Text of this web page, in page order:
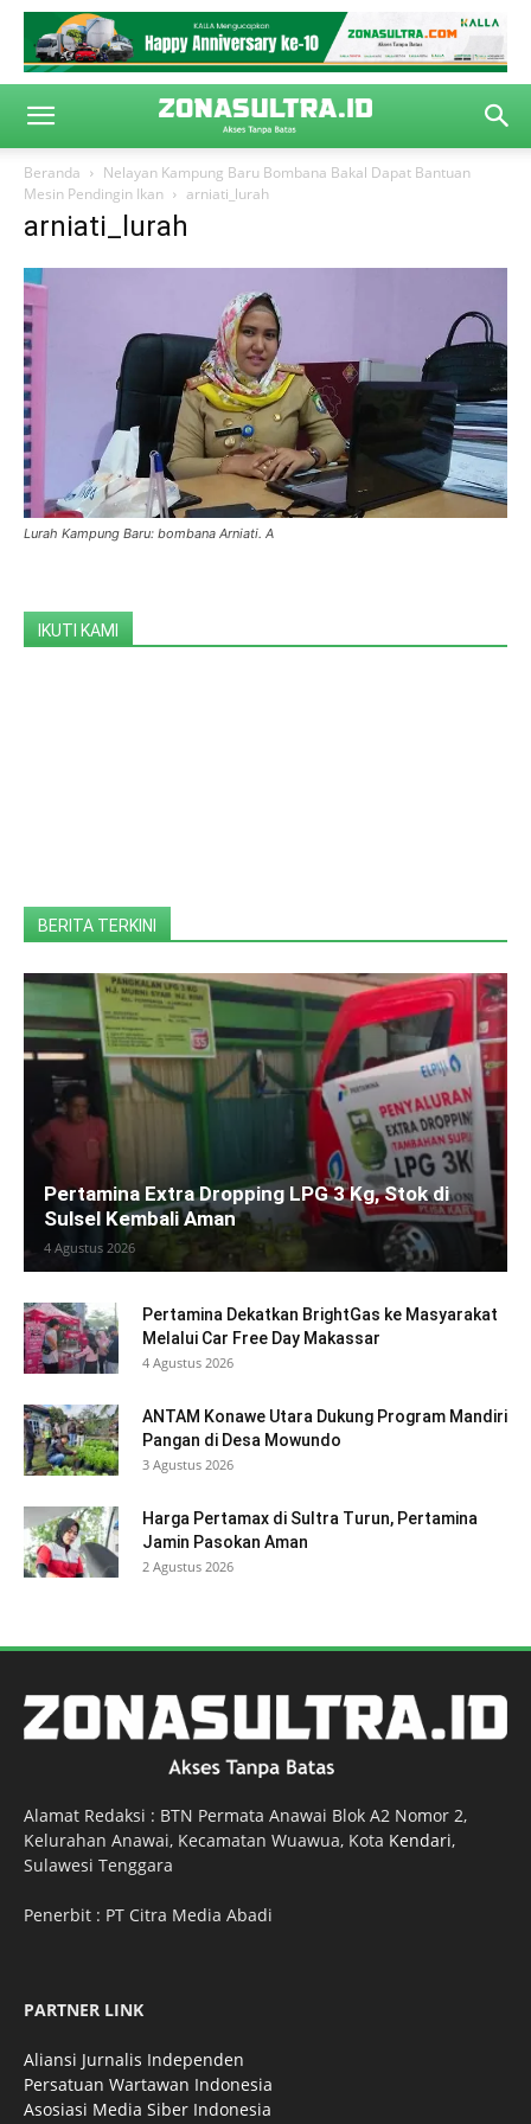
Beranda
Nelayan Kampung Baru Bombana Bakal Dapat Bantuan
Mesin Pendingin Ikan
arniati_lurah
arniati_lurah
Lurah Kampung Baru: bombana Arniati. A
IKUTI KAMI
BERITA TERKINI
Pertamina Extra Dropping LPG 3 Kg, Stok di
Sulsel Kembali Aman
4 Agustus 2026
Pertamina Dekatkan BrightGas ke Masyarakat
Melalui Car Free Day Makassar
4 Agustus 2026
ANTAM Konawe Utara Dukung Program Mandiri
Pangan di Desa Mowundo
3 Agustus 2026
Harga Pertamax di Sultra Turun, Pertamina
Jamin Pasokan Aman
2 Agustus 2026
Alamat Redaksi : BTN Permata Anawai Blok A2 Nomor 2,
Kelurahan Anawai, Kecamatan Wuawua, Kota Kendari,
Sulawesi Tenggara
Penerbit : PT Citra Media Abadi
PARTNER LINK
Aliansi Jurnalis Independen
Persatuan Wartawan Indonesia
Asosiasi Media Siber Indonesia